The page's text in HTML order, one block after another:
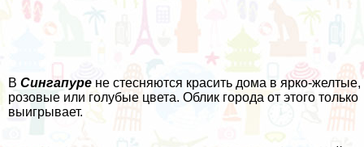
В Сингапуре не стесняются красить дома в ярко-желтые,
розовые или голубые цвета. Облик города от этого только
выигрывает.